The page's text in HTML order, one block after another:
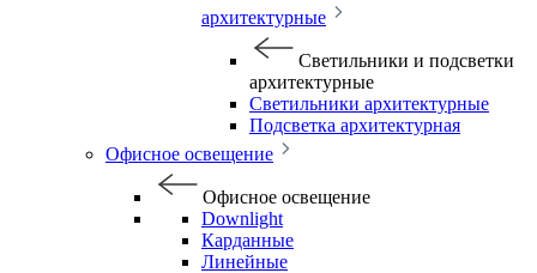
архитектурные
Светильники и подсветки
архитектурные
Светильники архитектурные
Подсветка архитектурная
Офисное освещение
Офисное освещение
Downlight
Карданные
Линейные